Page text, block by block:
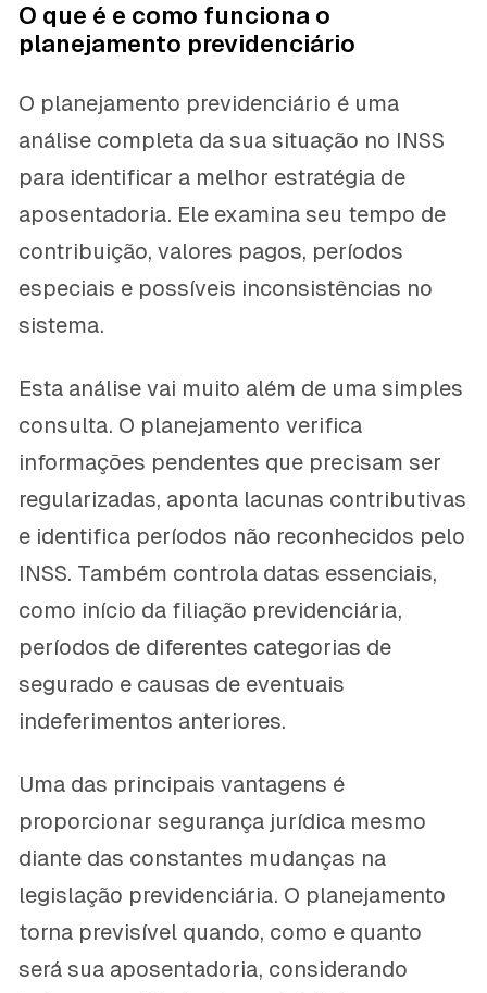
O que é e como funciona o
planejamento previdenciário
O planejamento previdenciário é uma
análise completa da sua situação no INSS
para identificar a melhor estratégia de
aposentadoria. Ele examina seu tempo de
contribuição, valores pagos, períodos
especiais e possíveis inconsistências no
sistema.
Esta análise vai muito além de uma simples
consulta. O planejamento verifica
informações pendentes que precisam ser
regularizadas, aponta lacunas contributivas
e identifica períodos não reconhecidos pelo
INSS. Também controla datas essenciais,
como início da filiação previdenciária,
períodos de diferentes categorias de
segurado e causas de eventuais
indeferimentos anteriores.
Uma das principais vantagens é
proporcionar segurança jurídica mesmo
diante das constantes mudanças na
legislação previdenciária. O planejamento
torna previsível quando, como e quanto
será sua aposentadoria, considerando